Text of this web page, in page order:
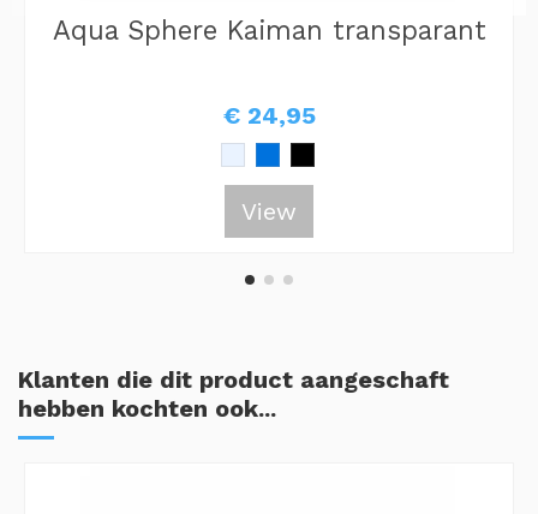
Aqua Sphere Kaiman transparant
€ 24,95
View
Klanten die dit product aangeschaft
hebben kochten ook...